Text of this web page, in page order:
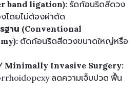
band ligation): รัดก้อนริดสีดวง
โดยไม่ต้องผ่าตัด
ฐาน (Conventional
ตัดก้อนริดสีดวงขนาดใหญ่หรือ
Minimally Invasive Surgery:
ลดความเจ็บปวด ฟื้น